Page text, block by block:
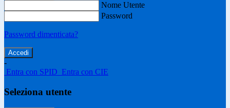
Nome Utente
Password
Password dimenticata?
-
Entra con SPID Entra con CIE
Seleziona utente